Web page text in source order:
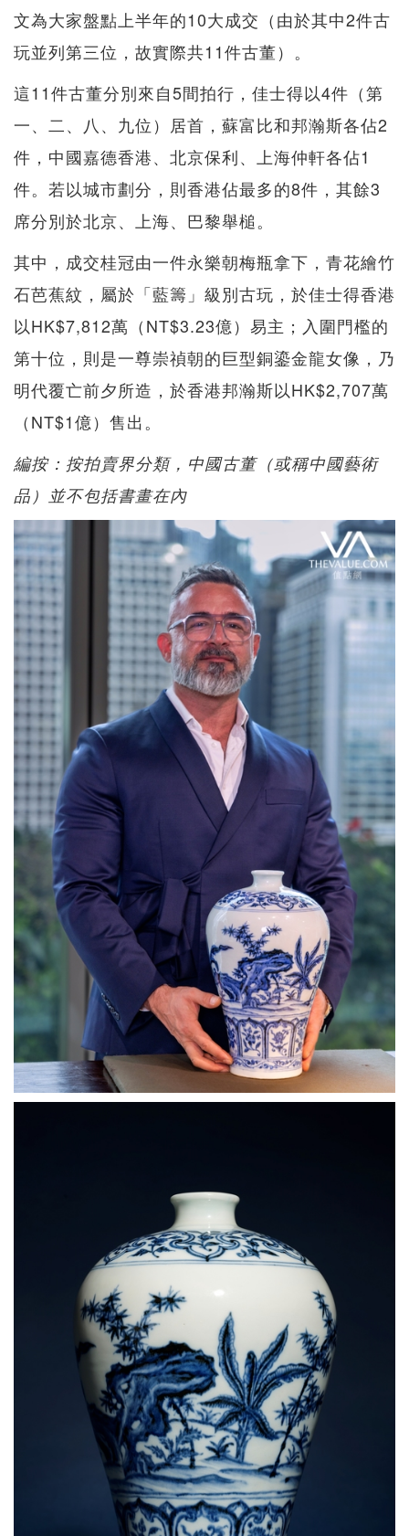
文為大家盤點上半年的10大成交（由於其中2件古
玩並列第三位，故實際共11件古董）。
這11件古董分別來自5間拍行，佳士得以4件（第
一、二、八、九位）居首，蘇富比和邦瀚斯各佔2
件，中國嘉德香港、北京保利、上海仲軒各佔1
件。若以城市劃分，則香港佔最多的8件，其餘3
席分別於北京、上海、巴黎舉槌。
其中，成交桂冠由一件永樂朝梅瓶拿下，青花繪竹
石芭蕉紋，屬於「藍籌」級別古玩，於佳士得香港
以HK$7,812萬（NT$3.23億）易主；入圍門檻的
第十位，則是一尊崇禎朝的巨型銅鎏金龍女像，乃
明代覆亡前夕所造，於香港邦瀚斯以HK$2,707萬
（NT$1億）售出。
編按：按拍賣界分類，中國古董（或稱中國藝術
品）並不包括書畫在內